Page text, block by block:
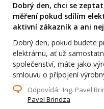
Dobrý den, chci se
měření pokud sdílím
aktivní zákazník a ani
Dobrý den, pokud budete
elektrárnu, ať už
společenství, máte jako
smlouvu o připojení
Odpovídá: Ing. Pavel
Pavel Brindza